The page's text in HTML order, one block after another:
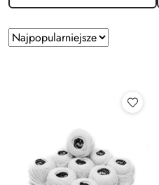
Zastosowano
sortowanie:
Sortuj
według